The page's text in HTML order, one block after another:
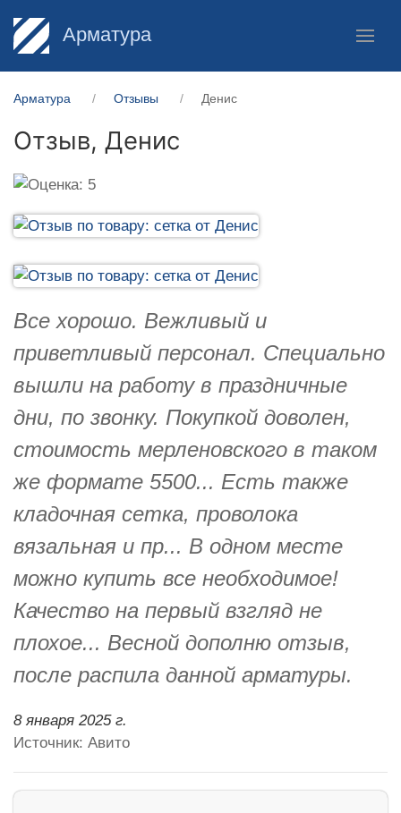
Арматура
Арматура Отзывы Денис
Отзыв, Денис
Все хорошо. Вежливый и
приветливый персонал. Специально
вышли на работу в праздничные
дни, по звонку. Покупкой доволен,
стоимость мерленовского в таком
же формате 5500... Есть также
кладочная сетка, проволока
вязальная и пр... В одном месте
можно купить все необходимое!
Качество на первый взгляд не
плохое... Весной дополню отзыв,
после распила данной арматуры.
8 января 2025 г.
Источник: Авито